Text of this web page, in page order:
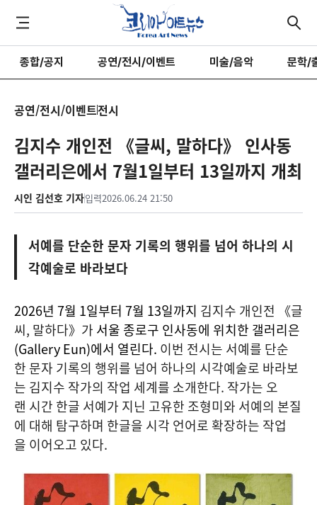
종합/공지 공연/전시/이벤트 미술/음악 문학/
공연/전시/이벤트전시
김지수 개인전 《글씨, 말하다》 인사동
갤러리은에서 7월1일부터 13일까지 개최
시인 김선호 기자입력2026.06.24 21:50
서예를 단순한 문자 기록의 행위를 넘어 하나의 시
각예술로 바라보다
2026년 7월 1일부터 7월 13일까지 김지수 개인전 《글
씨, 말하다》가 서울 종로구 인사동에 위치한 갤러리은
(Gallery Eun)에서 열린다. 이번 전시는 서예를 단순
한 문자 기록의 행위를 넘어 하나의 시각예술로 바라보
는 김지수 작가의 작업 세계를 소개한다. 작가는 오
랜 시간 한글 서예가 지닌 고유한 조형미와 서예의 본질
에 대해 탐구하며 한글을 시각 언어로 확장하는 작업
을 이어오고 있다.